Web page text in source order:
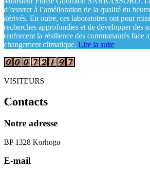
d’œuvrer à l’amélioration de la qualité du
dérivés. En outre, ces laboratoires ont pour
recherches approfondies et de développer des
renforcent la résilience des communautés face
changement climatique. Lire la suite
VISITEURS
Contacts
Notre adresse
BP 1328 Korhogo
E-mail